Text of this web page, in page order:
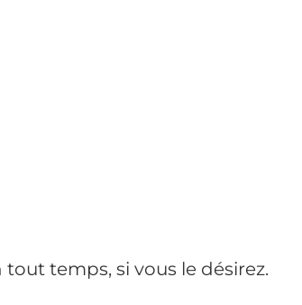
temps, si vous le désirez.